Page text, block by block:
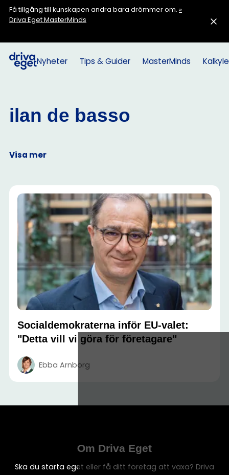
Få tillgång till kunskapen andra bara drömmer om. »
Driva Eget MasterMinds
Nyheter Tips & Guider MasterMinds
ilan de basso
Visa mer
Socialdemokraterna inför EU-valet:
"Detta vill vi göra för företagare"
Ebba Arnborg
Om Driva Eget
Ska du starta eget eller få ditt företag att växa? Driva